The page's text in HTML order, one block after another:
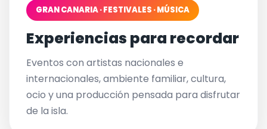
GRAN CANARIA · FESTIVALES · MÚSICA
Experiencias para recordar
Eventos con artistas nacionales e
internacionales, ambiente familiar, cultura,
ocio y una producción pensada para disfrutar
de la isla.